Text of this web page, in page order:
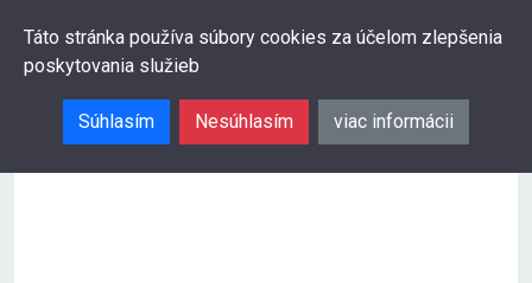
Táto stránka používa súbory cookies za účelom zlepšenia
poskytovania služieb
Súhlasím Nesúhlasím viac informácii